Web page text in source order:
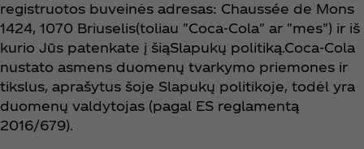
registruotos buveinės adresas: Chaussée de Mons
1424, 1070 Briuselis(toliau "Coca‑Cola" ar "mes") ir iš
kurio Jūs patenkate į šiąSlapukų politiką.Coca‑Cola
nustato asmens duomenų tvarkymo priemones ir
tikslus, aprašytus šoje Slapukų politikoje, todėl yra
duomenų valdytojas (pagal ES reglamentą
2016/679).